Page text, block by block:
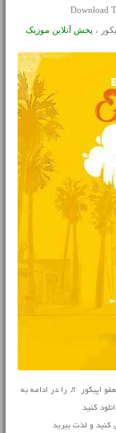
Download
پخش آنلاین موزیک
اپیکور ♬ را در ادامه به
و لذت ببرید